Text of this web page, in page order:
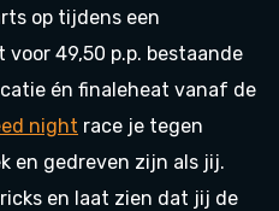
op tijdens een
49,50 p.p. bestaande
én finaleheat vanaf de
night race je tegen
en gedreven zijn als jij.
en laat zien dat jij de